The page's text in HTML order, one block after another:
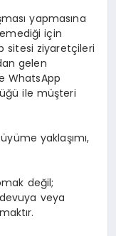
yapmasına
için
sitesi ziyaretçileri
gelen
WhatsApp
ile müşteri
yaklaşımı,
değil;
veya